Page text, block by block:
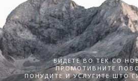
БИДЕТЕ ВО ТЕК СО
ПРОМОТИВНИТЕ
ПОНУДИТЕ И УСЛУГИТЕ ШТО